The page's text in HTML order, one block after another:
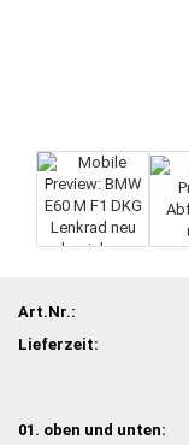
Art.Nr.:
Lieferzeit:
01. oben und unten: